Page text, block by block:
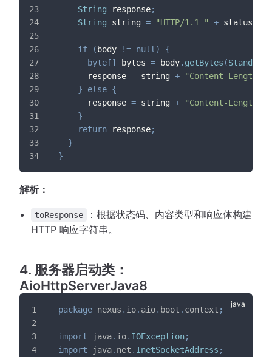
String response;
String string = "HTTP/1.1 " +
if ( body != null )
{
byte [ ] bytes = body. getBytes (
      response
= string +
"Content-Length: "
}
else {
      response
= string +
"Content-Length:
}
return response;
}
}
解析：
toResponse
：根据状态码、内容类型和响应体构建
HTTP 响应字符串。
4. 服务器启动类：
AioHttpServerJava8
package nexus . io. aio. boot . context ;
import java. io. IOException;
import
java. net . InetSocketAddress ;